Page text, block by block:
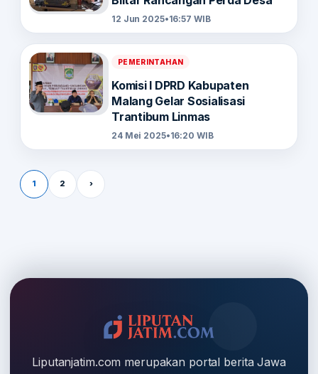
12 Jun 2025•16:57 WIB
PEMERINTAHAN
Komisi I DPRD Kabupaten
Malang Gelar Sosialisasi
Trantibum Linmas
24 Mei 2025•16:20 WIB
Paginasi pos
1 2 ›
Liputanjatim.com merupakan portal berita Jawa